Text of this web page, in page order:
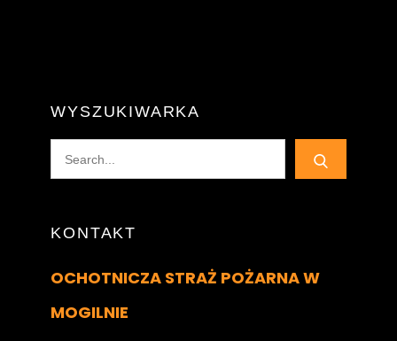
WYSZUKIWARKA
Search
for:
KONTAKT
OCHOTNICZA STRAŻ POŻARNA W
MOGILNIE